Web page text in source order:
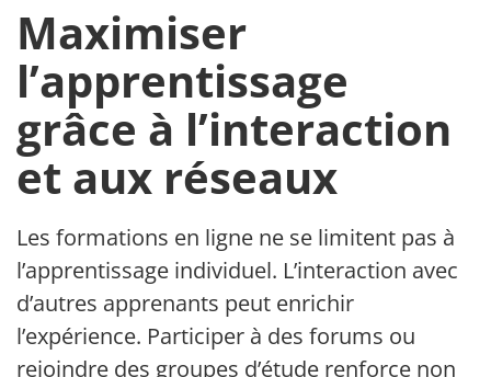
Maximiser
l’apprentissage
grâce à l’interaction
et aux réseaux
Les formations en ligne ne se limitent pas à
l’apprentissage individuel. L’interaction avec
d’autres apprenants peut enrichir
l’expérience. Participer à des forums ou
rejoindre des groupes d’étude renforce non